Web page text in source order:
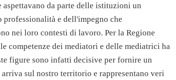
aspettavano da parte delle istituzioni un
e dell'impegno che
nei loro contesti di lavoro. Per la Regione
competenze dei mediatori e delle mediatrici ha
figure sono infatti decisive per fornire un
sul nostro territorio e rappresentano veri